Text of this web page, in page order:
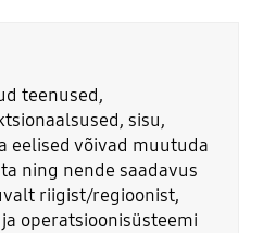
teenused,
sisu,
eelised võivad muutuda
ning nende saadavus
riigist/regioonist,
operatsioonisüsteemi